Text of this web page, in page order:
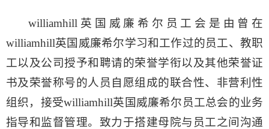
williamhill英国威廉希尔员工会是由曾在
williamhill英国威廉希尔学习和工作过的员工、教职
工以及公司授予和聘请的荣誉学衔以及其他荣誉证
书及荣誉称号的人员自愿组成的联合性、非营利性
组织，接受williamhill英国威廉希尔员工总会的业务
指导和监督管理。致力于搭建母院与员工之间沟通